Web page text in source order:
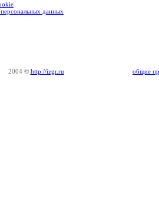
данных
2004 © http://izgr.ru общие